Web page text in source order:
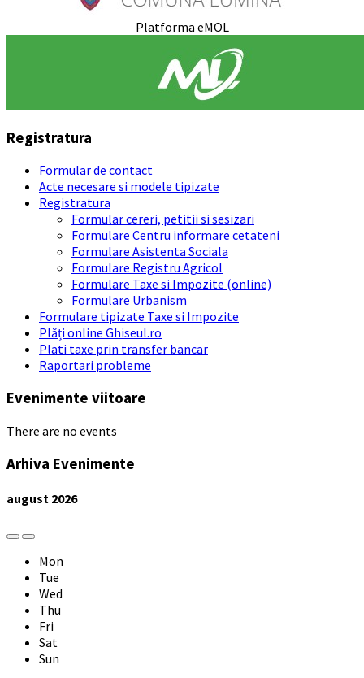
Platforma eMOL
Registratura
Formular de contact
Acte necesare si modele tipizate
Registratura
Formular cereri, petitii si sesizari
Formulare Centru informare cetateni
Formulare Asistenta Sociala
Formulare Registru Agricol
Formulare Taxe si Impozite (online)
Formulare Urbanism
Formulare tipizate Taxe si Impozite
Plăți online Ghiseul.ro
Plati taxe prin transfer bancar
Raportari probleme
Evenimente viitoare
There are no events
Arhiva Evenimente
august 2026
Previous
Month
Next
Month
Mon
Tue
Wed
Thu
Fri
Sat
Sun